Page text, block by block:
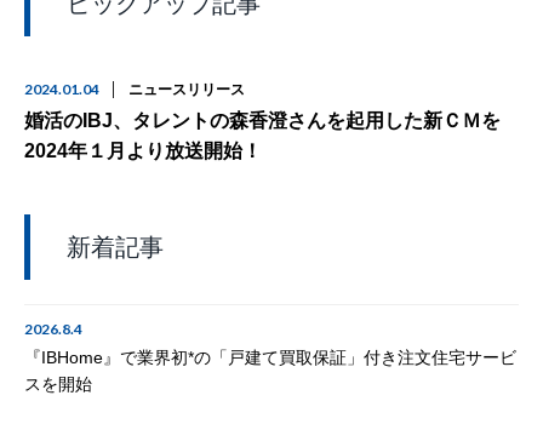
2024.01.04 ニュースリリース
婚活のIBJ、タレントの森香澄さんを起用した新ＣＭを
2024年１月より放送開始！
新着記事
2026.8.4
『IBHome』で業界初*の「戸建て買取保証」付き注文住宅サービ
スを開始